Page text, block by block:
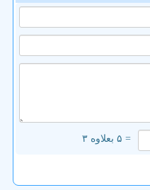
= ۵ بعلاوه ۳